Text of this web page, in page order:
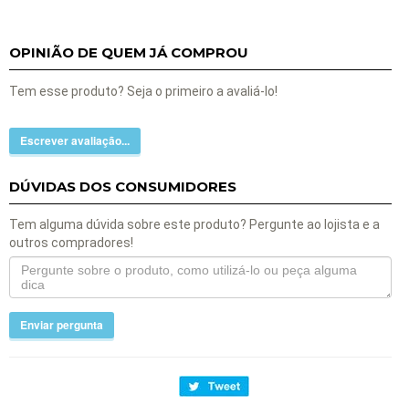
OPINIÃO DE QUEM JÁ COMPROU
Tem esse produto? Seja o primeiro a avaliá-lo!
Escrever avaliação...
DÚVIDAS DOS CONSUMIDORES
Tem alguma dúvida sobre este produto? Pergunte ao lojista e a
outros compradores!
Enviar pergunta